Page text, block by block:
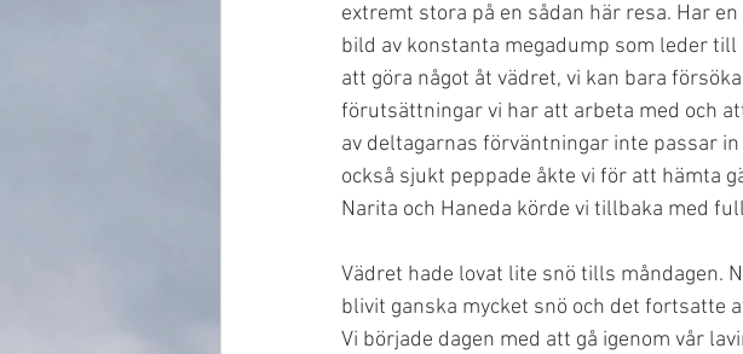
extremt stora på en sådan här resa. Har
bild av konstanta megadump som leder
att göra något åt vädret, vi kan bara
förutsättningar vi har att arbeta med och
av deltagarnas förväntningar inte passar
också sjukt peppade åkte vi för att hämta
Narita och Haneda körde vi tillbaka med
Vädret hade lovat lite snö tills måndagen.
blivit ganska mycket snö och det fortsatte
Vi började dagen med att gå igenom vår